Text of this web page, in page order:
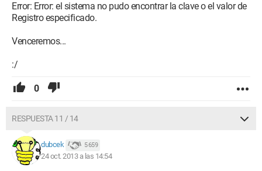
Error: Error: el sistema no pudo encontrar la clave o el valor de
Registro especificado.
Venceremos...
:/
0
RESPUESTA 11 / 14
dubcek 5 659
24 oct. 2013 a las 14:54